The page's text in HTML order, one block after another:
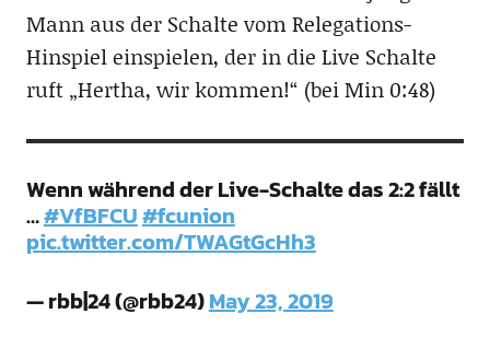
Mann aus der Schalte vom Relegations-
Hinspiel einspielen, der in die Live Schalte
ruft „Hertha, wir kommen!“ (bei Min 0:48)
Wenn während der Live-Schalte das 2:2 fällt
…#VfBFCU#fcunion
pic.twitter.com/TWAGtGcHh3
— rbb|24 (@rbb24)May 23, 2019